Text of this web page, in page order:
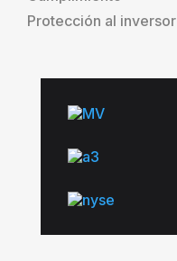
Protección al inversor